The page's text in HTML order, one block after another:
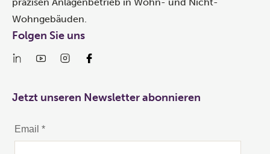
Wohngebäuden.
Folgen Sie uns
Jetzt unseren Newsletter abonnieren